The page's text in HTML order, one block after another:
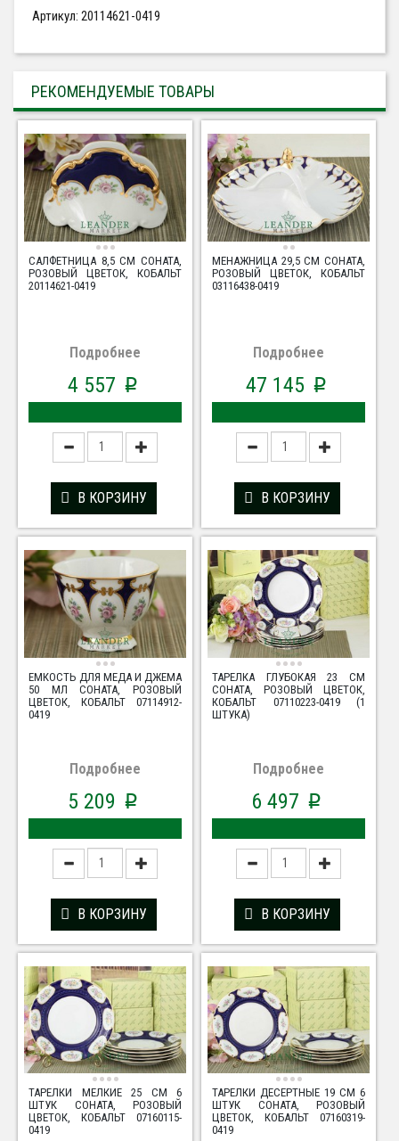
Артикул: 20114621-0419
РЕКОМЕНДУЕМЫЕ ТОВАРЫ
САЛФЕТНИЦА 8,5 СМ СОНАТА,
РОЗОВЫЙ ЦВЕТОК, КОБАЛЬТ
20114621-0419
Подробнее
4 557 p
В КОРЗИНУ
МЕНАЖНИЦА 29,5 СМ СОНАТА,
РОЗОВЫЙ ЦВЕТОК, КОБАЛЬТ
03116438-0419
Подробнее
47 145 p
В КОРЗИНУ
ЕМКОСТЬ ДЛЯ МЕДА И ДЖЕМА
50 МЛ СОНАТА, РОЗОВЫЙ
ЦВЕТОК, КОБАЛЬТ 07114912-
0419
Подробнее
5 209 p
В КОРЗИНУ
ТАРЕЛКА ГЛУБОКАЯ 23 СМ
СОНАТА, РОЗОВЫЙ ЦВЕТОК,
КОБАЛЬТ 07110223-0419 (1
ШТУКА)
Подробнее
6 497 p
В КОРЗИНУ
ТАРЕЛКИ МЕЛКИЕ 25 СМ 6
ШТУК СОНАТА, РОЗОВЫЙ
ЦВЕТОК, КОБАЛЬТ 07160115-
0419
ТАРЕЛКИ ДЕСЕРТНЫЕ 19 СМ 6
ШТУК СОНАТА, РОЗОВЫЙ
ЦВЕТОК, КОБАЛЬТ 07160319-
0419